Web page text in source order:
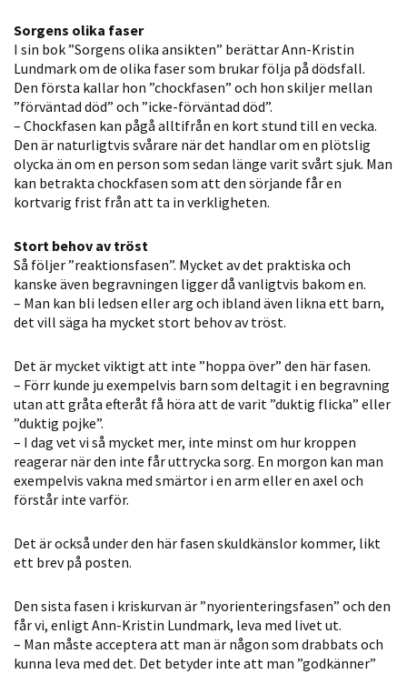
Sorgens olika faser
I sin bok ”Sorgens olika ansikten” berättar Ann-Kristin
Lundmark om de olika faser som brukar följa på dödsfall.
Den första kallar hon ”chockfasen” och hon skiljer mellan
”förväntad död” och ”icke-förväntad död”.
– Chockfasen kan pågå alltifrån en kort stund till en vecka.
Den är naturligtvis svårare när det handlar om en plötslig
olycka än om en person som sedan länge varit svårt sjuk. Man
kan betrakta chockfasen som att den sörjande får en
kortvarig frist från att ta in verkligheten.
Stort behov av tröst
Så följer ”reaktionsfasen”. Mycket av det praktiska och
kanske även begravningen ligger då vanligtvis bakom en.
– Man kan bli ledsen eller arg och ibland även likna ett barn,
det vill säga ha mycket stort behov av tröst.
Det är mycket viktigt att inte ”hoppa över” den här fasen.
– Förr kunde ju exempelvis barn som deltagit i en begravning
utan att gråta efteråt få höra att de varit ”duktig flicka” eller
”duktig pojke”.
– I dag vet vi så mycket mer, inte minst om hur kroppen
reagerar när den inte får uttrycka sorg. En morgon kan man
exempelvis vakna med smärtor i en arm eller en axel och
förstår inte varför.
Det är också under den här fasen skuldkänslor kommer, likt
ett brev på posten.
Den sista fasen i kriskurvan är ”nyorienteringsfasen” och den
får vi, enligt Ann-Kristin Lundmark, leva med livet ut.
– Man måste acceptera att man är någon som drabbats och
kunna leva med det. Det betyder inte att man ”godkänner”
baserat på
hur hemsidan
används.
Upplevelse
För att vår
hemsida ska
möjligt under
ditt besök.
Om du nekar
kakorna
kommer viss
funktionalitet
från
hemsidan.
Marknadsföring
intressen och ditt
beteende när du
surfar ökar du
chansen att få se